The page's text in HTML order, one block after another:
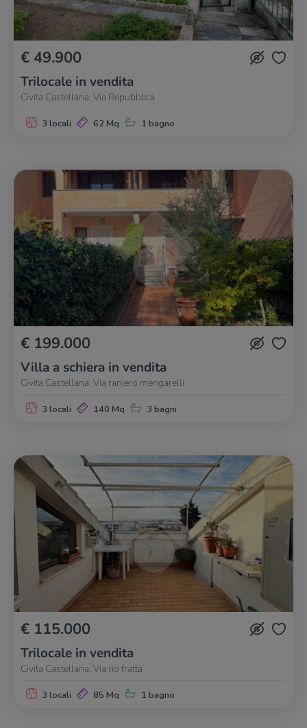
€ 49.900
Trilocale in vendita
Civita Castellana, Via Repubblica
3 locali 62 Mq 1 bagno
€ 199.000
Villa a schiera in vendita
Civita Castellana, Via raniero mengarelli
3 locali 140 Mq 3 bagni
€ 115.000
Trilocale in vendita
Civita Castellana, Via rio fratta
3 locali 85 Mq 1 bagno